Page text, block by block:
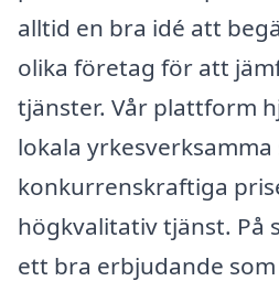
alltid en bra idé att
olika företag för att
tjänster. Vår plattform
lokala
konkurrenskraftiga
högkvalitativ tjänst. På
ett bra erbjudande